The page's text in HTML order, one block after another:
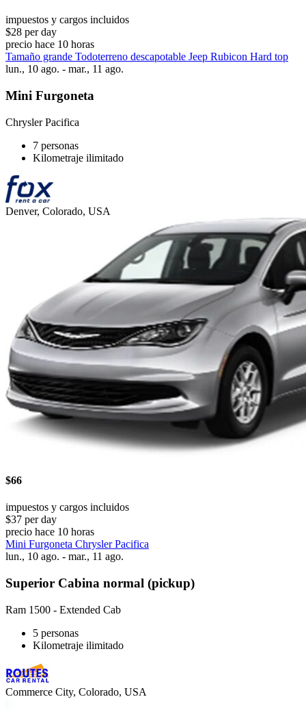
impuestos y cargos incluidos
$28 per day
precio hace 10 horas
Tamaño grande Todoterreno descapotable Jeep Rubicon Hard top
lun., 10 ago. - mar., 11 ago.
Mini Furgoneta
Chrysler Pacifica
7 personas
Kilometraje ilimitado
Denver, Colorado, USA
$66
impuestos y cargos incluidos
$37 per day
precio hace 10 horas
Mini Furgoneta Chrysler Pacifica
lun., 10 ago. - mar., 11 ago.
Superior Cabina normal (pickup)
Ram 1500 - Extended Cab
5 personas
Kilometraje ilimitado
Commerce City, Colorado, USA